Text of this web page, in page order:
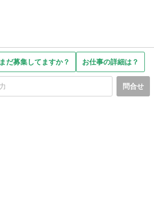
まだ募集してますか？ お仕事の詳細は？
問合せ